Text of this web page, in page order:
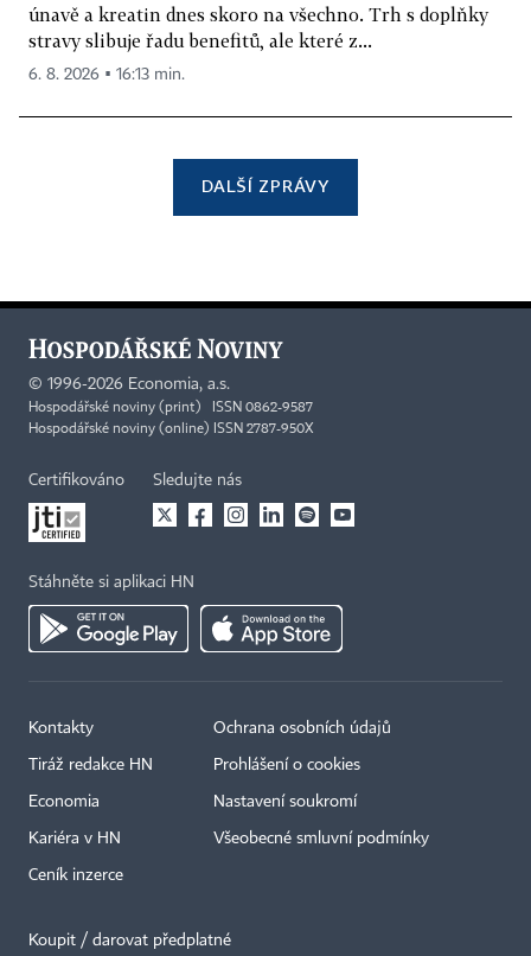
únavě a kreatin dnes skoro na všechno. Trh s doplňky
stravy slibuje řadu benefitů, ale které z...
6. 8. 2026 ▪ 16:13 min.
DALŠÍ ZPRÁVY
© 1996-2026 Economia, a.s.
Hospodářské noviny (print) ISSN 0862-9587
Hospodářské noviny (online) ISSN 2787-950X
Certifikováno Sledujte nás
Stáhněte si aplikaci HN
Kontakty
Tiráž redakce HN
Economia
Kariéra v HN
Ceník inzerce
Ochrana osobních údajů
Prohlášení o cookies
Nastavení soukromí
Všeobecné smluvní podmínky
Koupit / darovat předplatné